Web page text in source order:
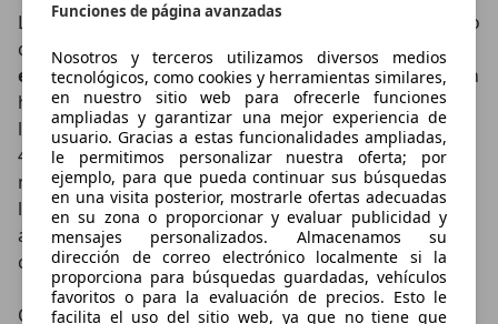
Funciones de página avanzadas
Nosotros y terceros utilizamos diversos medios
tecnológicos, como cookies y herramientas similares,
en nuestro sitio web para ofrecerle funciones
ampliadas y garantizar una mejor experiencia de
usuario. Gracias a estas funcionalidades ampliadas,
le permitimos personalizar nuestra oferta; por
ejemplo, para que pueda continuar sus búsquedas
en una visita posterior, mostrarle ofertas adecuadas
en su zona o proporcionar y evaluar publicidad y
mensajes personalizados. Almacenamos su
dirección de correo electrónico localmente si la
proporciona para búsquedas guardadas, vehículos
favoritos o para la evaluación de precios. Esto le
facilita el uso del sitio web, ya que no tiene que
La suspensión lleva por lo general un eje rígido trasero
que, como decimos, ya ofrece una
buena relación
entre comodidad y estabilidad. No obstante, también
hay disponible un eje Multilink que está supeditado a
las unidades con llantas de 20 pulgadas o a la versión
4WD. Aunque todavía no ha llegado al catálogo, la
marca nos ha confirmado que en un futuro no muy
lejano podría añadirse a las opciones una suspensión
adaptativa que brindaría aún más versatilidad a los
clientes del Qashqai.
Con respecto a la dirección,ha ganado -y mucho- en